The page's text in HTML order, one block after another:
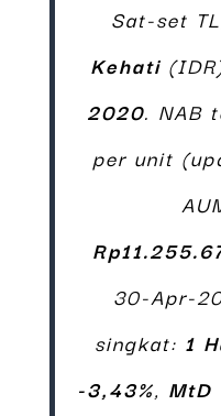
Sat-set
Kehati
2020. NAB
per unit
30-Apr-
singkat: 1
-3,43%, MtD